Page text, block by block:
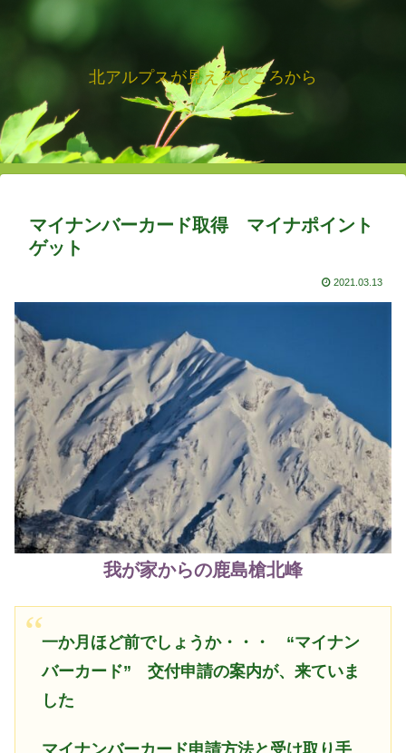
北アルプスが見えるところから
マイナンバーカード取得 マイナポイント
ゲット
2021.03.13
我が家からの鹿島槍北峰
一か月ほど前でしょうか・・・ “マイナン
バーカード”
交付申請の案内が、来ていま
した